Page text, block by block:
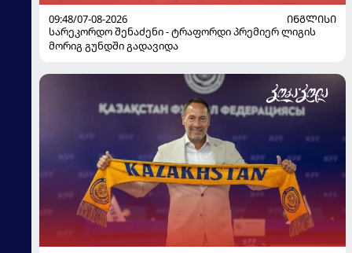
09:48/07-08-2026
ᲘᲜᲒᲚᲘᲡᲘ
სარეკორდო შენაძენი - ტრაფორდი პრემიერ ლიგის
მორიგ გუნდში გადავიდა